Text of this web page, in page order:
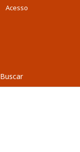
Buscar
Acesso